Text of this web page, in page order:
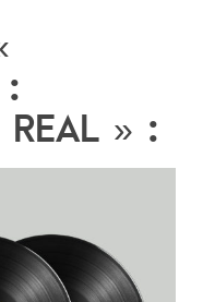
:
REAL » :